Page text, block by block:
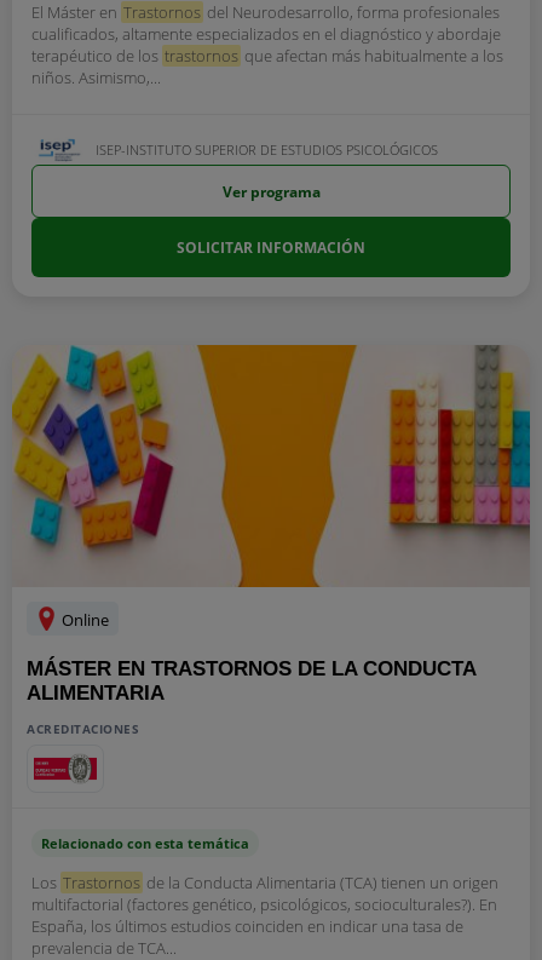
El Máster en Trastornos del Neurodesarrollo, forma profesionales
cualificados, altamente especializados en el diagnóstico y abordaje
terapéutico de los trastornos que afectan más habitualmente a los
niños. Asimismo,...
ISEP-INSTITUTO SUPERIOR DE ESTUDIOS PSICOLÓGICOS
Ver programa
SOLICITAR INFORMACIÓN
Online
MÁSTER EN TRASTORNOS DE LA CONDUCTA
ALIMENTARIA
ACREDITACIONES
Relacionado con esta temática
Los Trastornos de la Conducta Alimentaria (TCA) tienen un origen
multifactorial (factores genético, psicológicos, socioculturales?). En
España, los últimos estudios coinciden en indicar una tasa de
prevalencia de TCA...